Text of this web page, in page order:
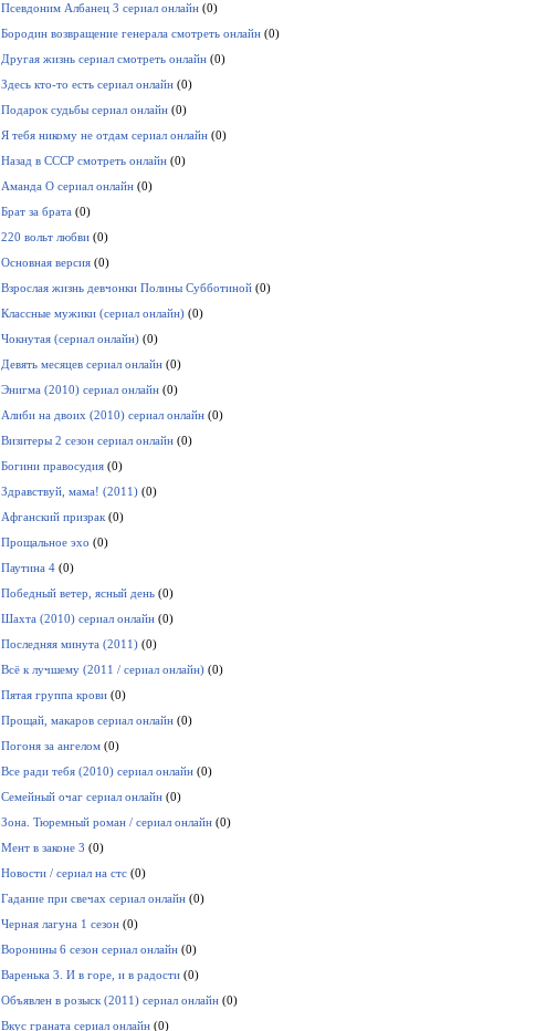
Псевдоним Албанец 3 сериал онлайн (0)
Бородин возвращение генерала смотреть онлайн (0)
Другая жизнь сериал смотреть онлайн (0)
Здесь кто-то есть сериал онлайн (0)
Подарок судьбы сериал онлайн (0)
Я тебя никому не отдам сериал онлайн (0)
Назад в СССР смотреть онлайн (0)
Аманда О сериал онлайн (0)
Брат за брата (0)
220 вольт любви (0)
Основная версия (0)
Взрослая жизнь девчонки Полины Субботиной (0)
Классные мужики (сериал онлайн) (0)
Чокнутая (сериал онлайн) (0)
Девять месяцев сериал онлайн (0)
Энигма (2010) сериал онлайн (0)
Алиби на двоих (2010) сериал онлайн (0)
Визитеры 2 сезон сериал онлайн (0)
Богини правосудия (0)
Здравствуй, мама! (2011) (0)
Афганский призрак (0)
Прощальное эхо (0)
Паутина 4 (0)
Победный ветер, ясный день (0)
Шахта (2010) сериал онлайн (0)
Последняя минута (2011) (0)
Всё к лучшему (2011 / сериал онлайн) (0)
Пятая группа крови (0)
Прощай, макаров сериал онлайн (0)
Погоня за ангелом (0)
Все ради тебя (2010) cериал онлайн (0)
Семейный очаг сериал онлайн (0)
Зона. Тюремный роман / сериал онлайн (0)
Мент в законе 3 (0)
Новости / сериал на стс (0)
Гадание при свечах сериал онлайн (0)
Черная лагуна 1 сезон (0)
Воронины 6 сезон сериал онлайн (0)
Варенька 3. И в горе, и в радости (0)
Объявлен в розыск (2011) сериал онлайн (0)
Вкус граната сериал онлайн (0)